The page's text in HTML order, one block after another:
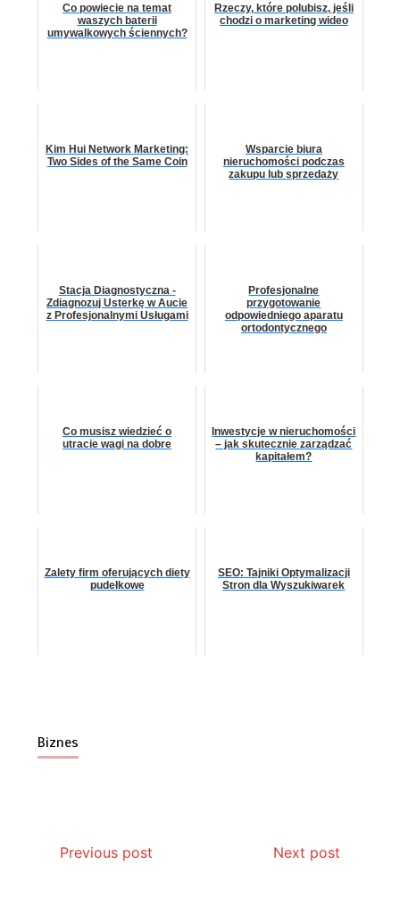
Co powiecie na temat
waszych baterii
umywalkowych ściennych?
Rzeczy, które polubisz, jeśli
chodzi o marketing wideo
Kim Hui Network Marketing:
Two Sides of the Same Coin
Wsparcie biura
nieruchomości podczas
zakupu lub sprzedaży
Stacja Diagnostyczna -
Zdiagnozuj Usterkę w Aucie
z Profesjonalnymi Usługami
Profesjonalne
przygotowanie
odpowiedniego aparatu
ortodontycznego
Co musisz wiedzieć o
utracie wagi na dobre
Inwestycje w nieruchomości
– jak skutecznie zarządzać
kapitałem?
Zalety firm oferujących diety
pudełkowe
SEO: Tajniki Optymalizacji
Stron dla Wyszukiwarek
Biznes
Previous post Next post